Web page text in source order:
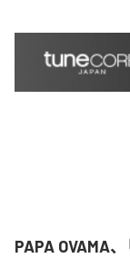
PAPA OVAMA